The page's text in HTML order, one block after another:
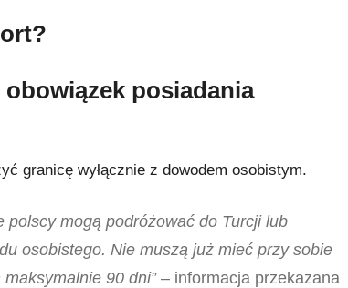
posiadania
granicę wyłącznie z dowodem osobistym.
polscy mogą podróżować do Turcji lub
osobistego. Nie muszą już mieć przy sobie
90 dni”– informacja przekazana